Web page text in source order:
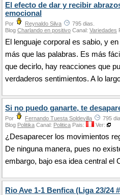
El efecto de dar y recibir
emocional
Por Reynaldo Silva
795 dias.
Blog Charlando en positivo Canal: Variedades
El lenguaje corporal es sabio, y
más que las palabras. Es más
que decirlo, hay reacciones que
verdaderos sentimientos. A lo
Si no puedo ganarte, te
Por Fernando Tuesta Soldevilla
795
Blog Politika Canal: Politica Pais: Ver:
¿Desaparecer los movimientos
De ninguna manera, pues no
embargo, bajo esa idea central el
Rio Ave 1-1 Benfica (Liga 23/24